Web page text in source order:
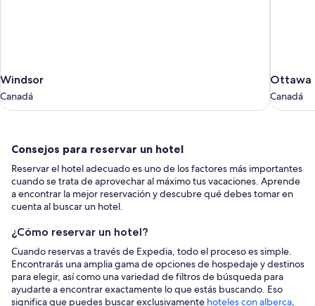
Windsor
Canadá
Windsor
Canadá
Ottawa
Canadá
Ottawa
Canadá
Consejos
reservar
un
hotel
Consejos para reservar un hotel
Reservar el hotel adecuado es uno de los factores más importantes
cuando se trata de aprovechar al máximo tus vacaciones. Aprende
a encontrar la mejor reservación y descubre qué debes tomar en
cuenta al buscar un hotel.
¿Cómo reservar un hotel?
Cuando reservas a través de Expedia, todo el proceso es simple.
Encontrarás una amplia gama de opciones de hospedaje y destinos
para elegir, así como una variedad de filtros de búsqueda para
ayudarte a encontrar exactamente lo que estás buscando. Eso
significa que puedes buscar exclusivamente hoteles con alberca,